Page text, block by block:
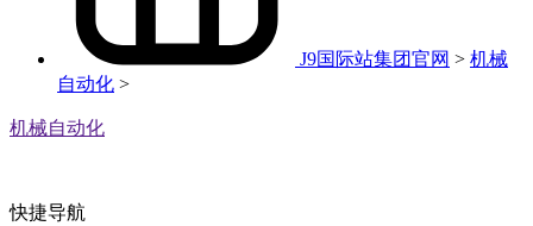
J9国际站集团官网 > 机械
自动化 >
机械自动化
快捷导航